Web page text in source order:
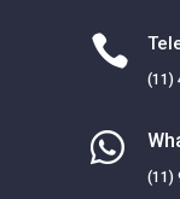

(11)

(11)